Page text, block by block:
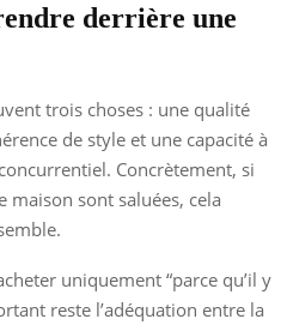
derrière une
trois choses : une qualité
de style et une capacité à
Concrètement, si
maison sont saluées, cela
uniquement “parce qu’il y
reste l’adéquation entre la